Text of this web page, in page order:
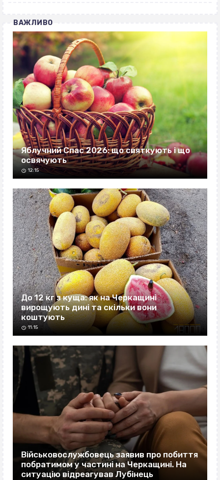
ВАЖЛИВО
Яблучний Спас 2026: що святкують і що
освячують
12:15
До 12 кг з куща: як на Черкащині
вирощують дині та скільки вони
коштують
11:15
Військовослужбовець заявив про побиття
побратимом у частині на Черкащині. На
ситуацію відреагував Лубінець